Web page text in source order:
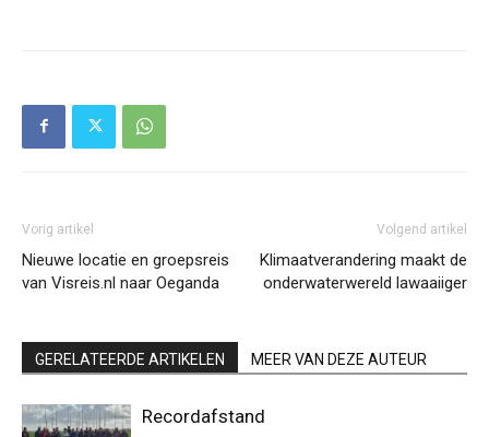
Vorig artikel
Nieuwe locatie en groepsreis
van Visreis.nl naar Oeganda
Volgend artikel
Klimaatverandering maakt de
onderwaterwereld lawaaiiger
GERELATEERDE ARTIKELEN MEER VAN DEZE AUTEUR
Recordafstand